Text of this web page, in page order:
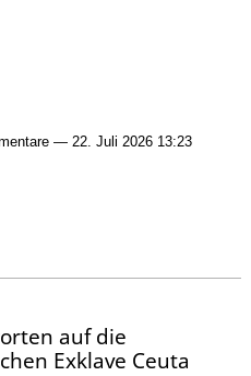
— 22. Juli 2026 13:23
auf die
Exklave Ceuta